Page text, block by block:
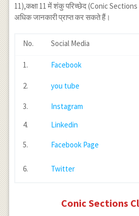
11),कक्षा 11 में शंकु परिच्छेद (Conic
अधिक जानकारी प्राप्त कर सकते हैं।
No. Social Media
1. Facebook
2. you tube
3. Instagram
4.
Linkedin
5. Facebook Page
6. Twitter
Conic Sections